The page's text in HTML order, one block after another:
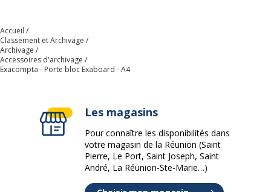
Accueil
Classement et Archivage
Archivage
Accessoires d'archivage
Exacompta - Porte bloc Exaboard - A4
Les magasins
Pour connaître les disponibilités dans
votre magasin de la Réunion (Saint
Pierre, Le Port, Saint Joseph, Saint
André, La Réunion-Ste-Marie…)